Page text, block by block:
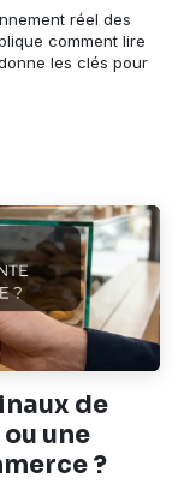
réel des
comment lire
les clés pour
de
une
?